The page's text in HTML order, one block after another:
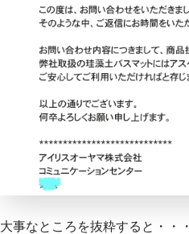
大事なところを抜粋すると・・・